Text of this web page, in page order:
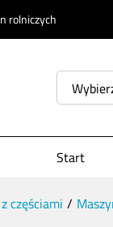
rolniczych
Start
częściami/
Specyfikacja